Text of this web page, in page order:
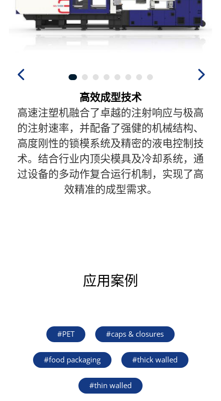
高效成型技术
高速注塑机融合了卓越的注射响应与极高
的注射速率，并配备了强健的机械结构、
高度刚性的锁模系统及精密的液电控制技
术。结合行业内顶尖模具及冷却系统，通
过设备的多动作复合运行机制，实现了高
效精准的成型需求。
应用案例
#PET #caps & closures
#food packaging #thick walled
#thin walled